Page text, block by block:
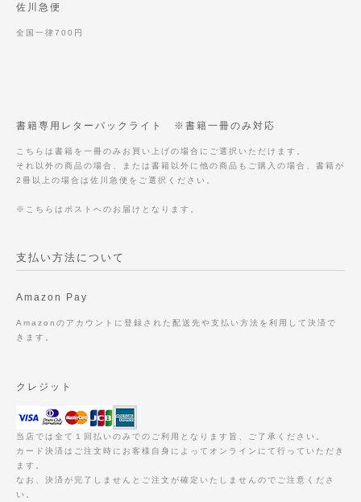
佐川急便
全国一律700円
書籍専用レターパックライト ※書籍一冊のみ対応
こちらは書籍を一冊のみお買い上げの場合にご選択いただけます。
それ以外の商品の場合、または書籍以外に他の商品もご購入の場合、書籍が
2冊以上の場合は佐川急便をご選択ください。
※こちらはポストへのお届けとなります。
支払い方法について
Amazon Pay
Amazonのアカウントに登録された配送先や支払い方法を利用して決済で
きます。
クレジット
当店では全て１回払いのみでのご利用となります旨、ご了承ください。
カード決済はご注文時にお客様自身によってオンラインにて行っていただき
ます。
なお、決済が完了しませんとご注文が確定いたしませんのでご注意くださ
い。